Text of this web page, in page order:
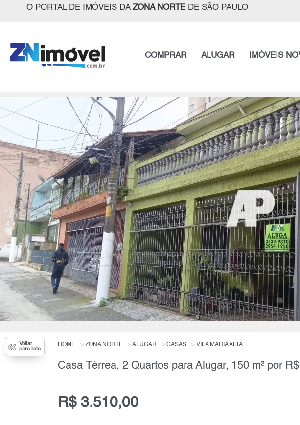
O PORTAL DE IMÓVEIS DA ZONA NORTEDE SÃO PAULO
COMPRAR ALUGAR IMÓVEIS
Voltar
para lista
HOME ZONA NORTE ALUGAR CASAS VILA MARIA ALTA
Casa Térrea, 2 Quartos para Alugar, 150 m² por
R$ 3.510,00